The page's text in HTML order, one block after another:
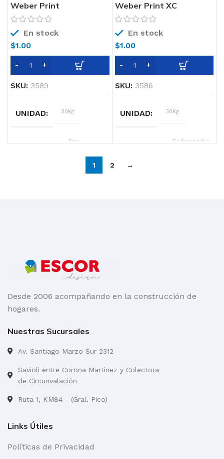
Weber Print
En stock
$1.00
SKU: 3589
UNIDAD 30Kg
SOPORTE Piso
Weber Print XC
En stock
$1.00
SKU: 3586
UNIDAD 30Kg
SOPORTE
Endurecedor
1 2 →
Desde 2006 acompañando en la construcción de
hogares.
Nuestras Sucursales
Av. Santiago Marzo Sur 2312
Savioli entre Corona Martinez y Colectora
de Circunvalación
Ruta 1, KM84 - (Gral. Pico)
Links Útiles
Políticas de Privacidad